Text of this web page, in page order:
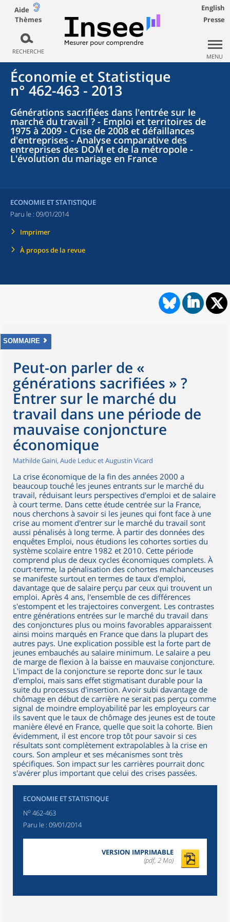
Aide
Thèmes
RECHERCHE
English
Presse
MENU
Économie et Statistique
n° 462-463 - 2013
Générations sacrifiées dans l'entrée sur le
marché du travail ? - Emploi et territoires de
1975 à 2009 - Crise de 2008 et défaillances
d'entreprises - Analyse comparative des
entreprises des DOM et de la métropole -
L'évolution du mariage en France
ECONOMIE ET STATISTIQUE
Paru le : 09/01/2014
Imprimer
À propos de la revue
SOMMAIRE
Peut-on parler de «
générations sacrifiées » ?
Entrer sur le marché du
travail dans une période de
mauvaise conjoncture
économique
Mathilde Gaini, Aude Leduc et Augustin Vicard
La crise économique de la fin des années 2000 a
beaucoup touché les jeunes entrants sur le marché du
travail, réduisant leurs perspectives d'emploi et de salaire
à court terme. Dans cette étude centrée sur la France,
nous cherchons à savoir si les jeunes qui font face à une
crise au moment d'entrer sur le marché du travail sont
aussi pénalisés à long terme. À partir des données des
enquêtes Emploi, nous étudions les cohortes sorties du
système scolaire entre 1982 et 2010. Cette période
comprend plus de deux cycles économiques complets. À
court-terme, la pénalisation des cohortes malchanceuses
se manifeste surtout en termes de taux d'emploi,
davantage que de salaire perçu par ceux qui trouvent un
emploi. Après 4 ans, l'ensemble de ces différences
s'estompent et les trajectoires convergent. Les contrastes
entre générations entrées sur le marché du travail dans
des conjonctures plus ou moins favorables apparaissent
ainsi moins marqués en France que dans la plupart des
autres pays. Une explication possible est la forte part de
jeunes embauchés au salaire minimum. Le salaire a peu
de marge de flexion à la baisse en mauvaise conjoncture.
L'impact de la conjoncture se reporte donc sur le taux
d'emploi, mais sans effet stigmatisant durable pour la
suite du processus d'insertion. Avoir subi davantage de
chômage en début de carrière ne serait pas perçu comme
signal de moindre employabilité par les employeurs car
ils savent que le taux de chômage des jeunes est de toute
manière élevé en France, quelle que soit la cohorte. Bien
évidemment, il est encore trop tôt pour savoir si ces
résultats sont complètement extrapolables à la crise en
cours. Son ampleur et ses mécanismes sont très
spécifiques. Son impact sur les carrières pourrait donc
s'avérer plus important que celui des crises passées.
ECONOMIE ET STATISTIQUE
No 462-463
Paru le : 09/01/2014
VERSION IMPRIMABLE
(pdf, 2 Mo)